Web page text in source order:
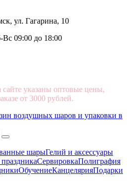
ул. Гагарина, 10
Вс 09:00 до 18:00
указаны оптовые цены,
от 3000 рублей.
шарыГелий и аксессуары
СервировкаПолиграфия
ОбучениеКанцелярияПодарки